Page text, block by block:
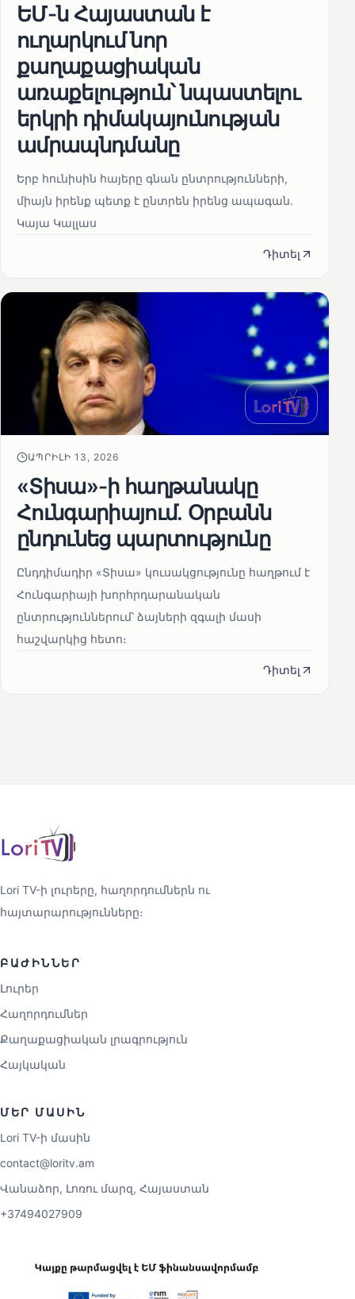
ԵՄ-ն Հայաստան է
ուղարկում նոր
քաղաքացիական
առաքելություն՝ նպաստելու
երկրի դիմակայունության
ամրապնդմանը
Երբ հունիսին հայերը գնան ընտրությունների,
միայն իրենք պետք է ընտրեն իրենց ապագան.
Կայա Կալլաս
Դիտել
ԱՊՐԻԼԻ 13, 2026
«Տիսա»-ի հաղթանակը
Հունգարիայում․ Օրբանն
ընդունեց պարտությունը
Ընդդիմադիր «Տիսա» կուսակցությունը հաղթում է
Հունգարիայի խորհրդարանական
ընտրություններում՝ ձայների զգալի մասի
հաշվարկից հետո։
Դիտել
Lori TV-ի լուրերը, հաղորդումներն ու
հայտարարությունները։
ԲԱԺԻՆՆԵՐ
Լուրեր
Հաղորդումներ
Քաղաքացիական լրագրություն
Հայկական
ՄԵՐ ՄԱՍԻՆ
Lori TV-ի մասին
contact@loritv.am
Վանաձոր, Լոռու մարզ, Հայաստան
+37494027909